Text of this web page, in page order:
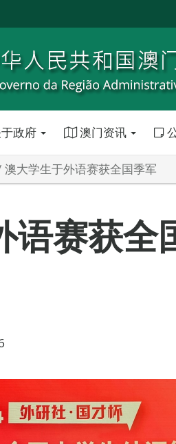
政府 澳门资讯
澳大学生于外语赛获全国季军
语赛获全